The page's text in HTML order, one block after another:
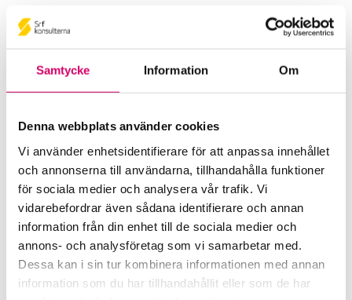
Samtycke Information Om
Denna webbplats använder cookies
Vi använder enhetsidentifierare för att anpassa innehållet
och annonserna till användarna, tillhandahålla funktioner
för sociala medier och analysera vår trafik. Vi
vidarebefordrar även sådana identifierare och annan
information från din enhet till de sociala medier och
annons- och analysföretag som vi samarbetar med.
Dessa kan i sin tur kombinera informationen med annan
information som du har tillhandahållit eller som de har
PTL in Särkimukka AB
Kangos
Telefon
0978-69 08 00
Mobiltelefon
076-252 47 75